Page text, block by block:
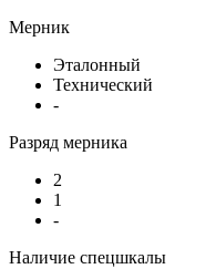
Мерник
Эталонный
Технический
-
Разряд мерника
2
1
-
Наличие спецшкалы